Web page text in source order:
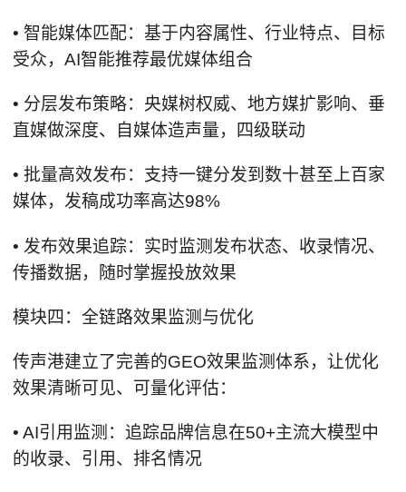
• 智能媒体匹配：基于内容属性、行业特点、目标
受众，AI智能推荐最优媒体组合
• 分层发布策略：央媒树权威、地方媒扩影响、垂
直媒做深度、自媒体造声量，四级联动
• 批量高效发布：支持一键分发到数十甚至上百家
媒体，发稿成功率高达98%
• 发布效果追踪：实时监测发布状态、收录情况、
传播数据，随时掌握投放效果
模块四：全链路效果监测与优化
传声港建立了完善的GEO效果监测体系，让优化
效果清晰可见、可量化评估：
• AI引用监测：追踪品牌信息在50+主流大模型中
的收录、引用、排名情况